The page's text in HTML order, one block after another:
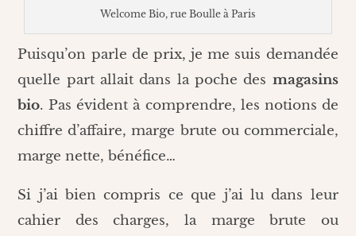
Welcome Bio, rue Boulle à Paris
Puisqu’on parle de prix, je me suis demandée
quelle part allait dans la poche des magasins
bio. Pas évident à comprendre, les notions de
chiffre d’affaire, marge brute ou commerciale,
marge nette, bénéfice…
Si j’ai bien compris ce que j’ai lu dans leur
cahier des charges, la marge brute ou